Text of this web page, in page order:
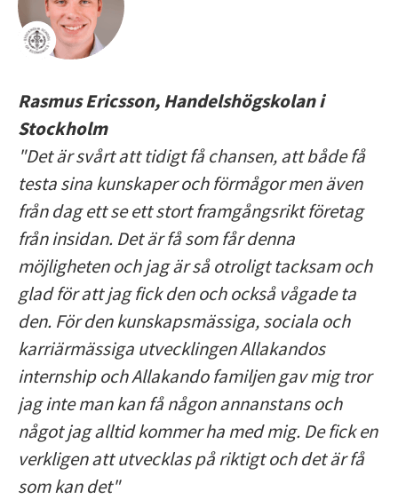
Rasmus Ericsson, Handelshögskolan i
Stockholm
"Det är svårt att tidigt få chansen, att både få
testa sina kunskaper och förmågor men även
från dag ett se ett stort framgångsrikt företag
från insidan. Det är få som får denna
möjligheten och jag är så otroligt tacksam och
glad för att jag fick den och också vågade ta
den. För den kunskapsmässiga, sociala och
karriärmässiga utvecklingen Allakandos
internship och Allakando familjen gav mig tror
jag inte man kan få någon annanstans och
något jag alltid kommer ha med mig. De fick en
verkligen att utvecklas på riktigt och det är få
som kan det"